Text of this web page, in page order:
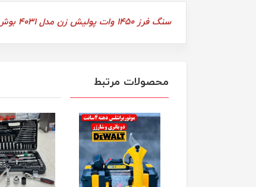
سنگ فرز 1450 وات پولیش زن مدل 4031 بوش
محصولات مرتبط